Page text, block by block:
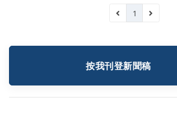
1
按我刊登新聞稿